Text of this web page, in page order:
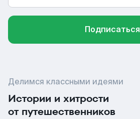
Подписаться
Делимся классными идеями
Истории и хитрости
от путешественников